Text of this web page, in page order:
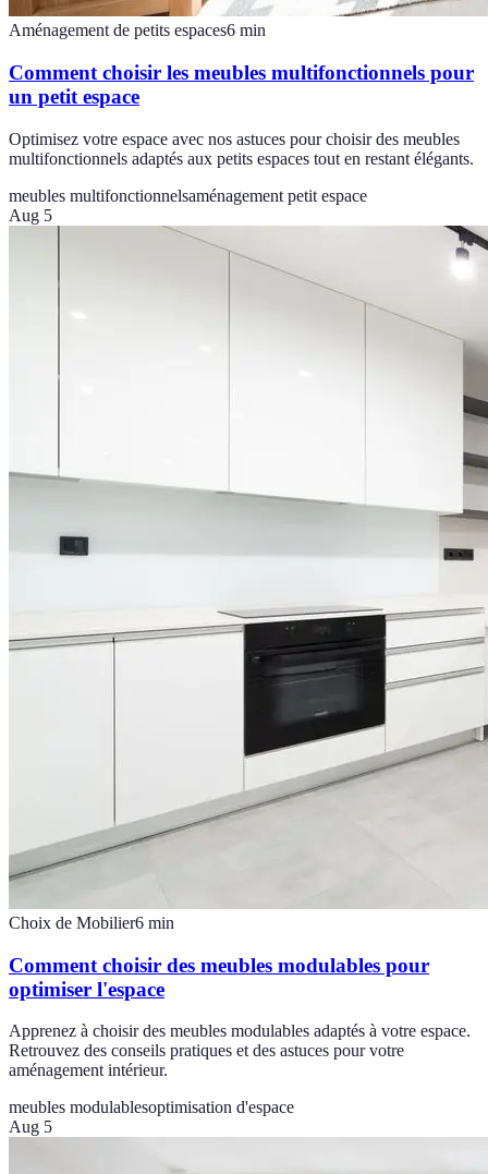
Aménagement de petits espaces6 min
Comment choisir les meubles multifonctionnels pour
un petit espace
Optimisez votre espace avec nos astuces pour choisir des meubles
multifonctionnels adaptés aux petits espaces tout en restant élégants.
meubles multifonctionnelsaménagement petit espace
Aug 5
Choix de Mobilier6 min
Comment choisir des meubles modulables pour
optimiser l'espace
Apprenez à choisir des meubles modulables adaptés à votre espace.
Retrouvez des conseils pratiques et des astuces pour votre
aménagement intérieur.
meubles modulablesoptimisation d'espace
Aug 5